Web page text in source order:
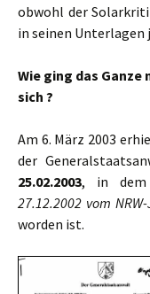
obwohl der
in seinen
Wie ging das Ganze
sich ?
Am 6. März 2003
der
25.02.2003, in
27.12.2002 vom
worden ist.